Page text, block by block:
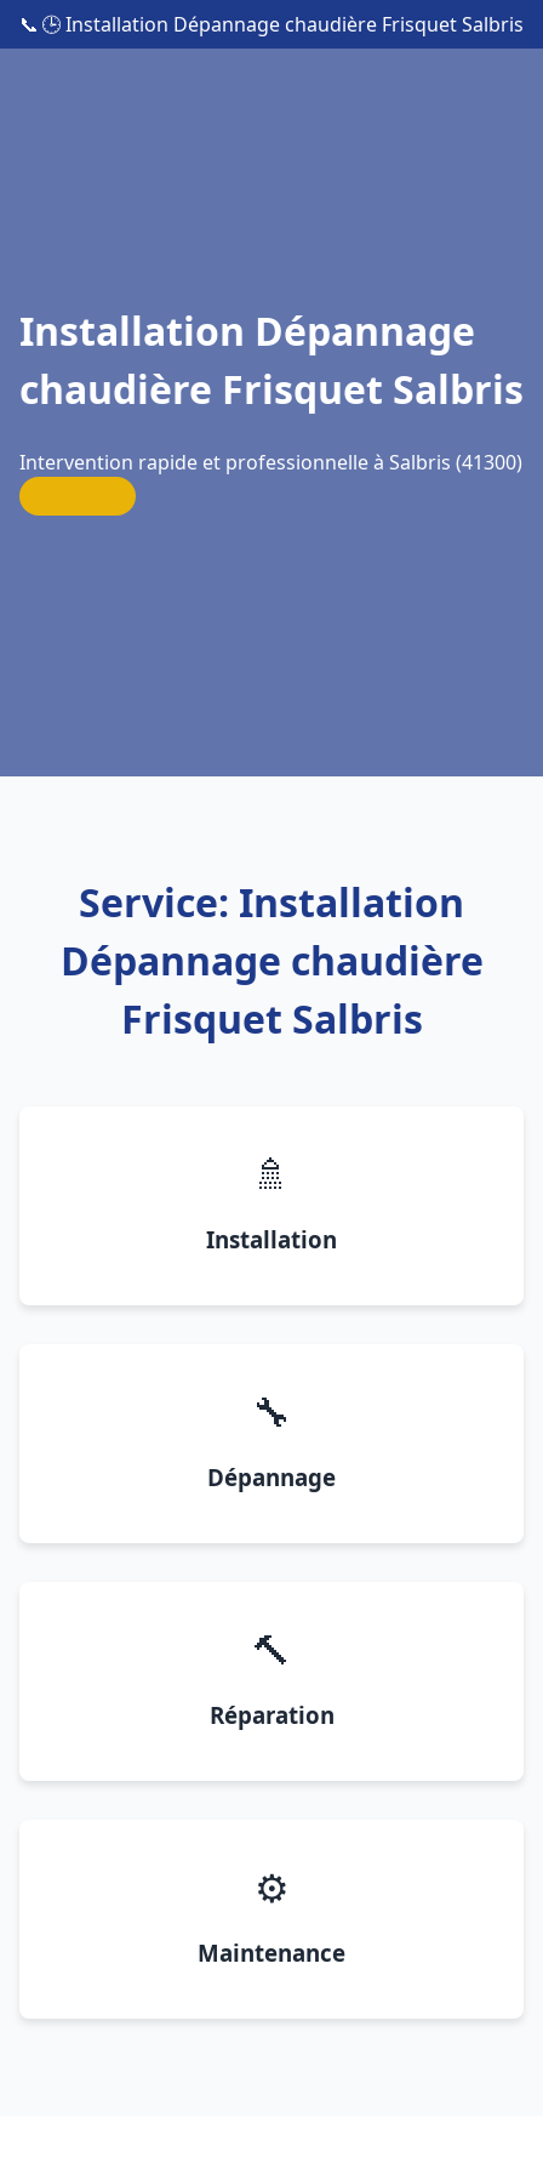
📞 🕒 Installation Dépannage chaudière Frisquet Salbris
Installation Dépannage
chaudière Frisquet Salbris
Intervention rapide et professionnelle à Salbris (41300)
Service: Installation
Dépannage chaudière
Frisquet Salbris
🚿
Installation
🔧
Dépannage
🔨
Réparation
⚙️
Maintenance